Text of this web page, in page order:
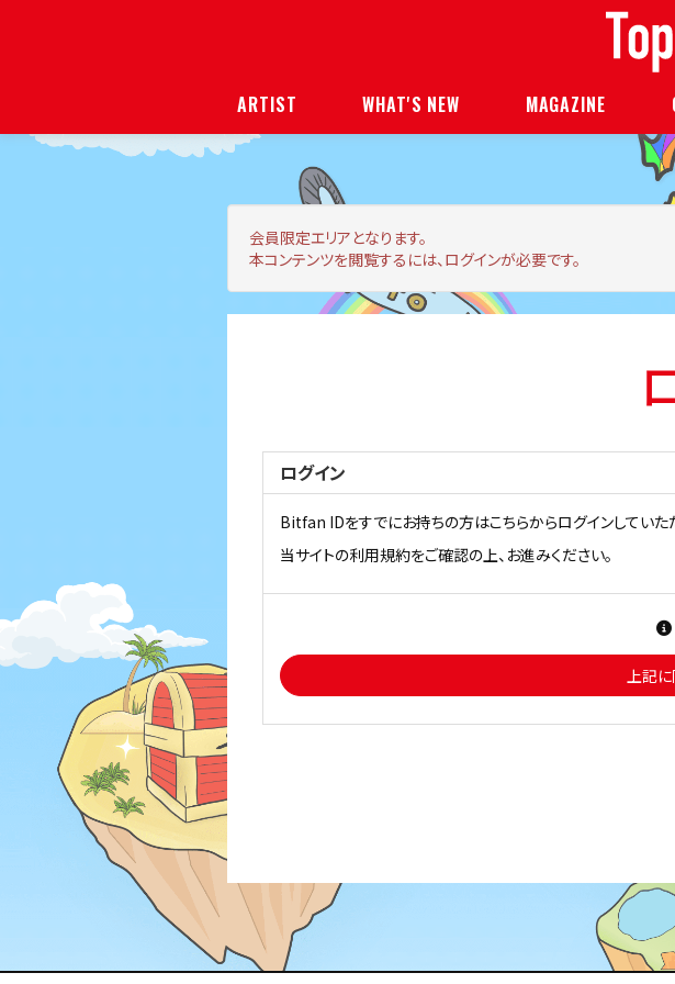
ARTIST WHAT'S NEW MAGAZINE
会員限定エリア となります。
本コンテンツを閲覧するには、ログインが必要です。
ログイン
Bitfan IDをすでにお持ちの方はこちらからログインしていた
当サイトの利用規約をご確認の上、お進みください。
上記